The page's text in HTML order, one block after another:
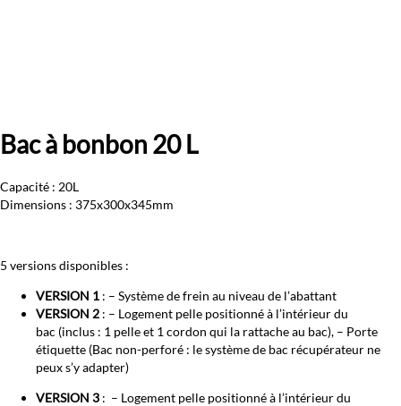
Bac à bonbon 20 L
Capacité : 20L
Dimensions : 375x300x345mm
5 versions disponibles :
VERSION 1 : – Système de frein au niveau de l’abattant
VERSION 2 : – Logement pelle positionné à l’intérieur du
bac (inclus : 1 pelle et 1 cordon qui la rattache au bac), – Porte
étiquette (Bac non-perforé : le système de bac récupérateur ne
peux s’y adapter)
VERSION 3 : – Logement pelle positionné à l’intérieur du